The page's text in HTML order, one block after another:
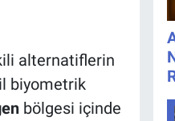
alternatiflerin
biyometrik
bölgesi içinde